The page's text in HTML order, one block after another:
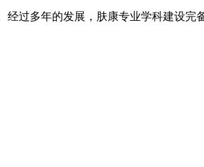
过多年的发展，肤康专业学科建设完